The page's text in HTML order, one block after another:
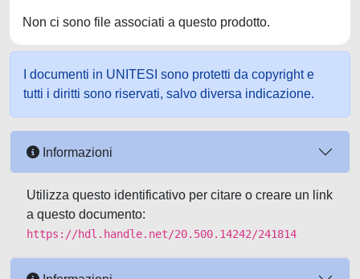
Non ci sono file associati a questo prodotto.
I documenti in UNITESI sono protetti da copyright e
tutti i diritti sono riservati, salvo diversa indicazione.
Informazioni
Utilizza questo identificativo per citare o creare un link
a questo documento:
https://hdl.handle.net/20.500.14242/241814